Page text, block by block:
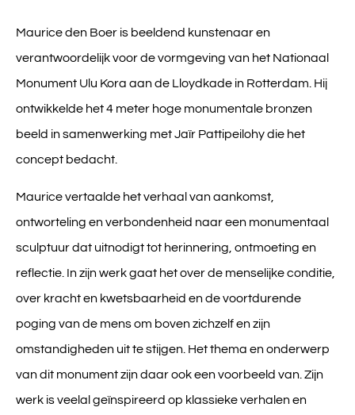
Maurice den Boer is beeldend kunstenaar en
verantwoordelijk voor de vormgeving van het Nationaal
Monument Ulu Kora aan de Lloydkade in Rotterdam. Hij
ontwikkelde het 4 meter hoge monumentale bronzen
beeld in samenwerking met Jaïr Pattipeilohy die het
concept bedacht.
Maurice vertaalde het verhaal van aankomst,
ontworteling en verbondenheid naar een monumentaal
sculptuur dat uitnodigt tot herinnering, ontmoeting en
reflectie. In zijn werk gaat het over de menselijke conditie,
over kracht en kwetsbaarheid en de voortdurende
poging van de mens om boven zichzelf en zijn
omstandigheden uit te stijgen. Het thema en onderwerp
van dit monument zijn daar ook een voorbeeld van. Zijn
werk is veelal geïnspireerd op klassieke verhalen en